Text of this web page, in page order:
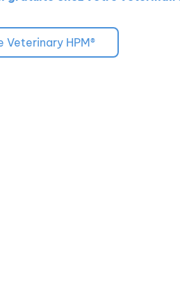
Veterinary HPM®